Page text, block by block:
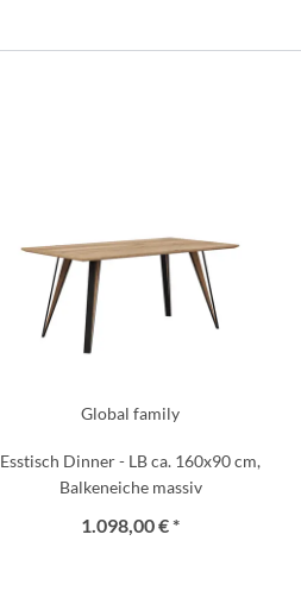
Global family
Esstisch Dinner - LB ca. 160x90 cm,
Balkeneiche massiv
1.098,00 € *